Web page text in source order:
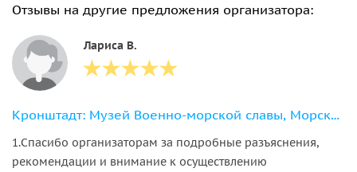
Отзывы на другие предложения организатора:
Лариса В.
Кронштадт: Музей Военно-морской славы, Морской собор + метеор
1.Спасибо организаторам за подробные разъяснения,
рекомендации и внимание к осуществлению